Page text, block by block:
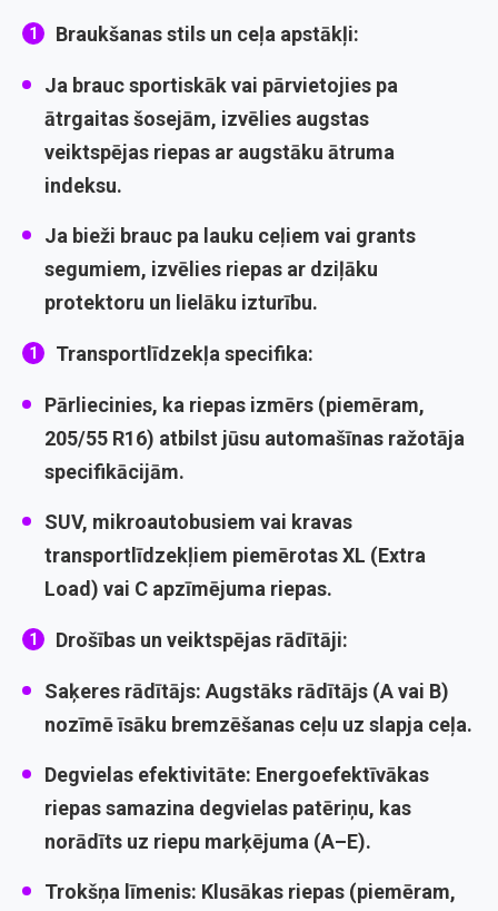
Braukšanas stils un ceļa apstākļi:
Ja brauc sportiskāk vai pārvietojies pa
ātrgaitas šosejām, izvēlies augstas
veiktspējas riepas ar augstāku ātruma
indeksu.
Ja bieži brauc pa lauku ceļiem vai grants
segumiem, izvēlies riepas ar dziļāku
protektoru un lielāku izturību.
Transportlīdzekļa specifika:
Pārliecinies, ka riepas izmērs (piemēram,
205/55 R16) atbilst jūsu automašīnas ražotāja
specifikācijām.
SUV, mikroautobusiem vai kravas
transportlīdzekļiem piemērotasXL (Extra
Load) vai C apzīmējuma riepas.
Drošības un veiktspējas rādītāji:
Saķeres rādītājs: Augstāks rādītājs (Avai B)
nozīmē īsāku bremzēšanas ceļu uz slapja ceļa.
Degvielas efektivitāte: Energoefektīvākas
riepas samazina degvielas patēriņu, kas
norādīts uz riepu marķējuma (A–E).
Trokšņa līmenis: Klusākas riepas (piemēram,